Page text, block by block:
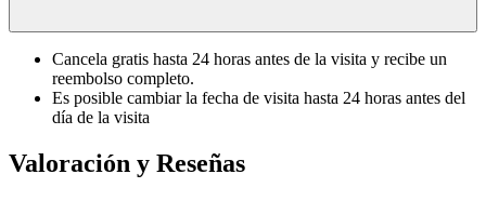
Cancela gratis hasta 24 horas antes de la visita y recibe un
reembolso completo.
Es posible cambiar la fecha de visita hasta 24 horas antes del
día de la visita
Valoración y Reseñas